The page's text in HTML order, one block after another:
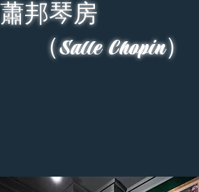
蕭邦琴房
（Salle Chopin）